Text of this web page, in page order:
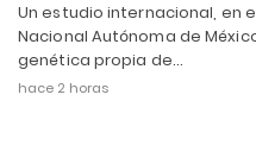
Un estudio internacional, en
Nacional Autónoma de
genética propia de…
hace 2 horas